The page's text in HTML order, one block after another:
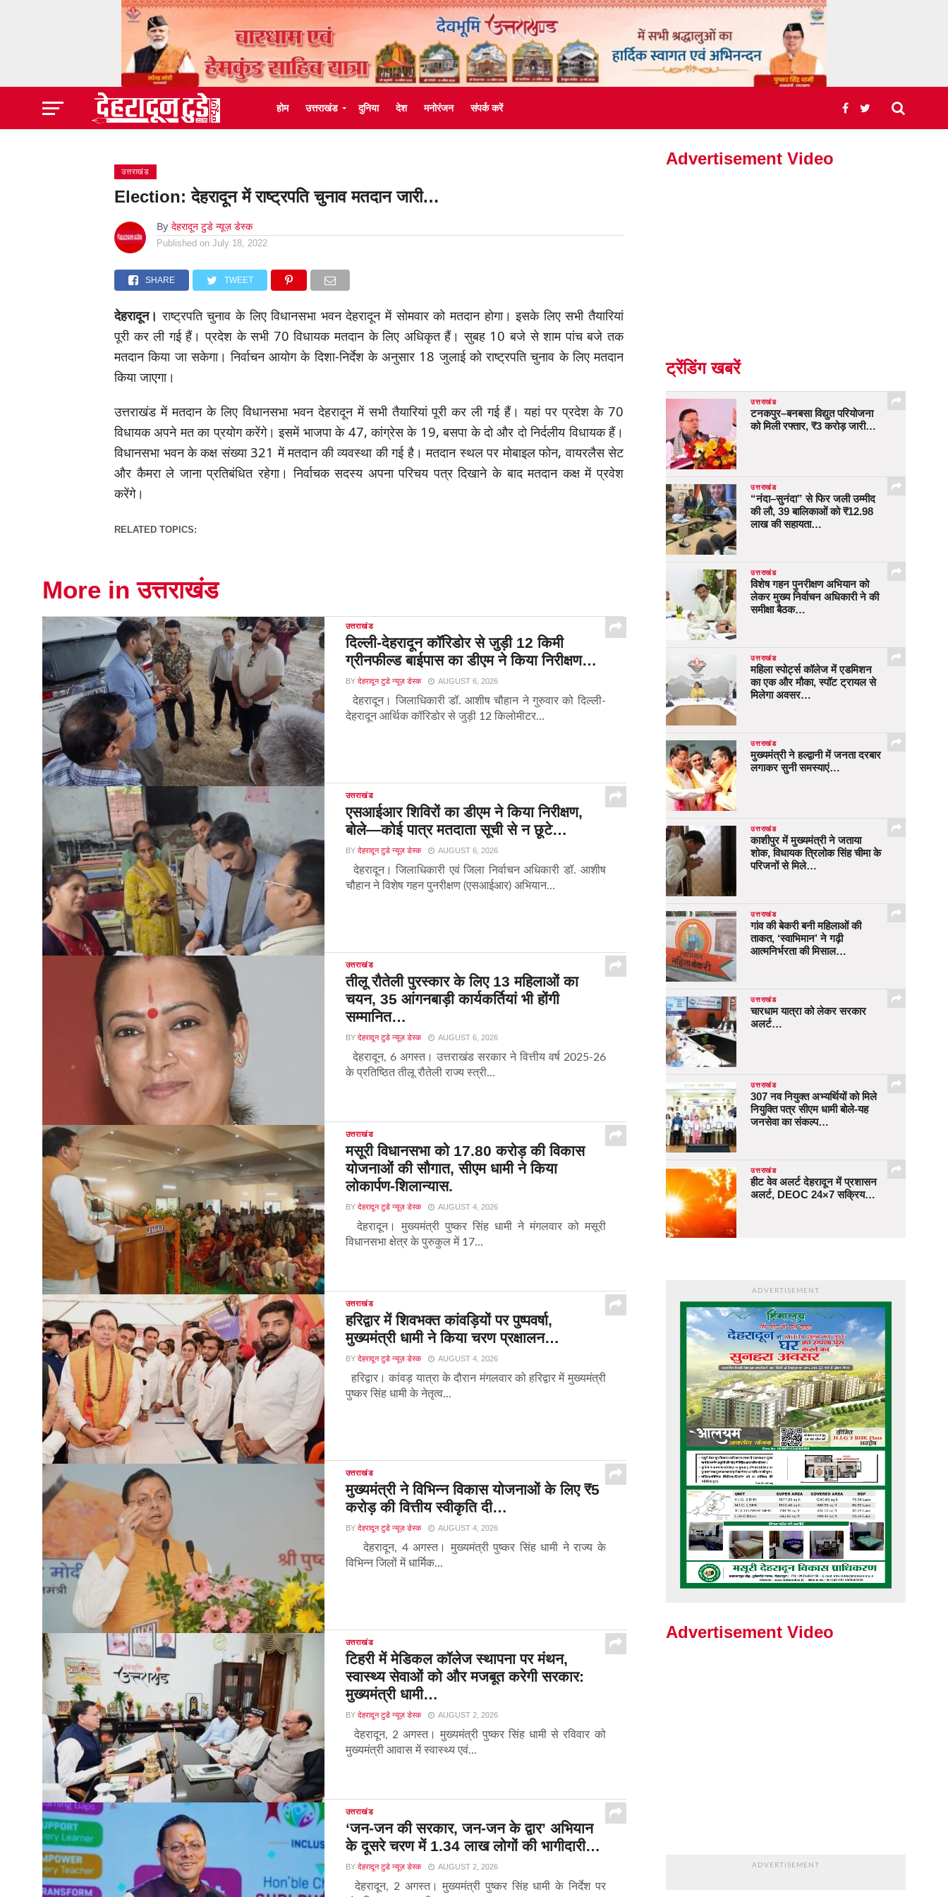
होम उत्तराखंड दुनिया देश मनोरंजन संपर्क करें
उत्तराखंड
Election: देहरादून में राष्ट्रपति चुनाव मतदान जारी…
By देहरादून टुडे न्यूज़ डेस्क
Published on July 18, 2022
SHARE TWEET
देहरादून। राष्ट्रपति चुनाव के लिए विधानसभा भवन देहरादून में सोमवार को मतदान होगा। इसके लिए सभी तैयारियां
पूरी कर ली गई हैं। प्रदेश के सभी 70 विधायक मतदान के लिए अधिकृत हैं। सुबह 10 बजे से शाम पांच बजे तक
मतदान किया जा सकेगा। निर्वाचन आयोग के दिशा-निर्देश के अनुसार 18 जुलाई को राष्ट्रपति चुनाव के लिए मतदान
किया जाएगा।
उत्तराखंड में मतदान के लिए विधानसभा भवन देहरादून में सभी तैयारियां पूरी कर ली गई हैं। यहां पर प्रदेश के 70
विधायक अपने मत का प्रयोग करेंगे। इसमें भाजपा के 47, कांग्रेस के 19, बसपा के दो और दो निर्दलीय विधायक हैं।
विधानसभा भवन के कक्ष संख्या 321 में मतदान की व्यवस्था की गई है। मतदान स्थल पर मोबाइल फोन, वायरलैस सेट
और कैमरा ले जाना प्रतिबंधित रहेगा। निर्वाचक सदस्य अपना परिचय पत्र दिखाने के बाद मतदान कक्ष में प्रवेश
करेंगे।
RELATED TOPICS:
More in उत्तराखंड
उत्तराखंड
दिल्ली-देहरादून कॉरिडोर से जुड़ी 12 किमी
ग्रीनफील्ड बाईपास का डीएम ने किया निरीक्षण…
BY देहरादून टुडे न्यूज़ डेस्क AUGUST 6, 2026
देहरादून। जिलाधिकारी डॉ. आशीष चौहान ने गुरुवार को दिल्ली-
देहरादून आर्थिक कॉरिडोर से जुड़ी 12 किलोमीटर...
उत्तराखंड
एसआईआर शिविरों का डीएम ने किया निरीक्षण,
बोले—कोई पात्र मतदाता सूची से न छूटे…
BY देहरादून टुडे न्यूज़ डेस्क AUGUST 6, 2026
देहरादून। जिलाधिकारी एवं जिला निर्वाचन अधिकारी डॉ. आशीष
चौहान ने विशेष गहन पुनरीक्षण (एसआईआर) अभियान...
उत्तराखंड
तीलू रौतेली पुरस्कार के लिए 13 महिलाओं का
चयन, 35 आंगनबाड़ी कार्यकर्तियां भी होंगी
सम्मानित…
BY देहरादून टुडे न्यूज़ डेस्क AUGUST 6, 2026
देहरादून, 6 अगस्त। उत्तराखंड सरकार ने वित्तीय वर्ष 2025-26
के प्रतिष्ठित तीलू रौतेली राज्य स्त्री...
उत्तराखंड
मसूरी विधानसभा को 17.80 करोड़ की विकास
योजनाओं की सौगात, सीएम धामी ने किया
लोकार्पण-शिलान्यास.
BY देहरादून टुडे न्यूज़ डेस्क AUGUST 4, 2026
देहरादून। मुख्यमंत्री पुष्कर सिंह धामी ने मंगलवार को मसूरी
विधानसभा क्षेत्र के पुरुकुल में 17...
उत्तराखंड
हरिद्वार में शिवभक्त कांवड़ियों पर पुष्पवर्षा,
मुख्यमंत्री धामी ने किया चरण प्रक्षालन…
BY देहरादून टुडे न्यूज़ डेस्क AUGUST 4, 2026
हरिद्वार। कांवड़ यात्रा के दौरान मंगलवार को हरिद्वार में मुख्यमंत्री
पुष्कर सिंह धामी के नेतृत्व...
उत्तराखंड
मुख्यमंत्री ने विभिन्न विकास योजनाओं के लिए ₹5
करोड़ की वित्तीय स्वीकृति दी…
BY देहरादून टुडे न्यूज़ डेस्क AUGUST 4, 2026
देहरादून, 4 अगस्त। मुख्यमंत्री पुष्कर सिंह धामी ने राज्य के
विभिन्न जिलों में धार्मिक...
उत्तराखंड
टिहरी में मेडिकल कॉलेज स्थापना पर मंथन,
स्वास्थ्य सेवाओं को और मजबूत करेगी सरकार:
मुख्यमंत्री धामी…
BY देहरादून टुडे न्यूज़ डेस्क AUGUST 2, 2026
देहरादून, 2 अगस्त। मुख्यमंत्री पुष्कर सिंह धामी से रविवार को
मुख्यमंत्री आवास में स्वास्थ्य एवं...
उत्तराखंड
‘जन-जन की सरकार, जन-जन के द्वार’ अभियान
के दूसरे चरण में 1.34 लाख लोगों की भागीदारी…
BY देहरादून टुडे न्यूज़ डेस्क AUGUST 2, 2026
देहरादून, 2 अगस्त। मुख्यमंत्री पुष्कर सिंह धामी के निर्देश पर
Advertisement Video
ट्रेंडिंग खबरें
उत्तराखंड
टनकपुर–बनबसा विद्युत परियोजना
को मिली रफ्तार, ₹3 करोड़ जारी…
उत्तराखंड
“नंदा–सुनंदा” से फिर जली उम्मीद
की लौ, 39 बालिकाओं को ₹12.98
लाख की सहायता…
उत्तराखंड
विशेष गहन पुनरीक्षण अभियान को
लेकर मुख्य निर्वाचन अधिकारी ने की
समीक्षा बैठक…
उत्तराखंड
महिला स्पोर्ट्स कॉलेज में एडमिशन
का एक और मौका, स्पॉट ट्रायल से
मिलेगा अवसर…
उत्तराखंड
मुख्यमंत्री ने हल्द्वानी में जनता दरबार
लगाकर सुनी समस्याएं…
उत्तराखंड
काशीपुर में मुख्यमंत्री ने जताया
शोक, विधायक त्रिलोक सिंह चीमा के
परिजनों से मिले…
उत्तराखंड
गांव की बेकरी बनी महिलाओं की
ताकत, ‘स्वाभिमान’ ने गढ़ी
आत्मनिर्भरता की मिसाल…
उत्तराखंड
चारधाम यात्रा को लेकर सरकार
अलर्ट…
उत्तराखंड
307 नव नियुक्त अभ्यर्थियों को मिले
नियुक्ति पत्र सीएम धामी बोले-यह
जनसेवा का संकल्प…
उत्तराखंड
हीट वेव अलर्ट देहरादून में प्रशासन
अलर्ट, DEOC 24×7 सक्रिय…
ADVERTISEMENT
Advertisement Video
ADVERTISEMENT